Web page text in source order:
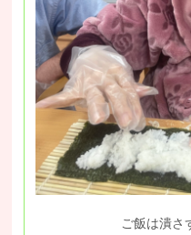
ご飯は潰さ